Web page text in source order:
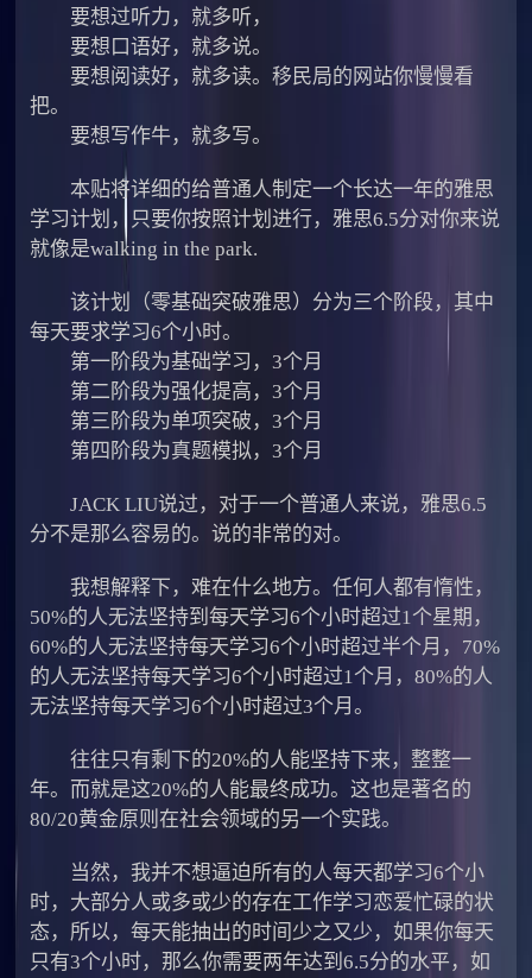
要想过听力，就多听，
要想口语好，就多说。
要想阅读好，就多读。移民局的网站你慢慢看
把。
要想写作牛，就多写。
本贴将详细的给普通人制定一个长达一年的雅思
学习计划，只要你按照计划进行，雅思6.5分对你来说
就像是walking in the park.
该计划（零基础突破雅思）分为三个阶段，其中
每天要求学习6个小时。
第一阶段为基础学习，3个月
第二阶段为强化提高，3个月
第三阶段为单项突破，3个月
第四阶段为真题模拟，3个月
JACK LIU说过，对于一个普通人来说，雅思6.5
分不是那么容易的。说的非常的对。
我想解释下，难在什么地方。任何人都有惰性，
50%的人无法坚持到每天学习6个小时超过1个星期，
60%的人无法坚持每天学习6个小时超过半个月，70%
的人无法坚持每天学习6个小时超过1个月，80%的人
无法坚持每天学习6个小时超过3个月。
往往只有剩下的20%的人能坚持下来，整整一
年。而就是这20%的人能最终成功。这也是著名的
80/20黄金原则在社会领域的另一个实践。
当然，我并不想逼迫所有的人每天都学习6个小
时，大部分人或多或少的存在工作学习恋爱忙碌的状
态，所以，每天能抽出的时间少之又少，如果你每天
只有3个小时，那么你需要两年达到6.5分的水平，如